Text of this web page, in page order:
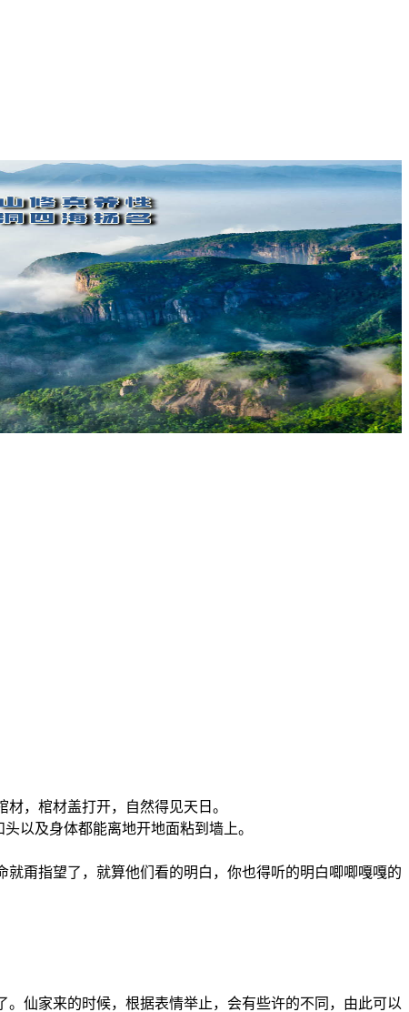
，棺材盖打开，自然得见天日。
以及身体都能离地开地面粘到墙上。
甭指望了，就算他们看的明白，你也得听的明白唧唧嘎嘎的
仙家来的时候，根据表情举止，会有些许的不同，由此可以